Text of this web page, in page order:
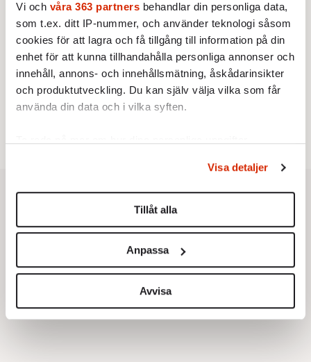
Vi och våra 363 partners behandlar din personliga data,
som t.ex. ditt IP-nummer, och använder teknologi såsom
cookies för att lagra och få tillgång till information på din
enhet för att kunna tillhandahålla personliga annonser och
innehåll, annons- och innehållsmätning, åskådarinsikter
och produktutveckling. Du kan själv välja vilka som får
använda din data och i vilka syften.
Du kan ändra eller dra tillbaka ditt samtycke när som
helst från cookie-förklaringen.
Vi använder enhetsidentifierare för att anpassa innehållet
för sociala medier och analysera vår trafik. Vi
vidarebefordrar även sådana identifierare och annan
information från din enhet till de sociala medier och
annons- och analysföretag som vi samarbetar med.
Dessa kan i sin tur kombinera informationen med annan
Visa detaljer
Tillåt alla
Anpassa
Avvisa
UTRIKES
3.Därför liknar Putin både tsaren och Stalin
Av: Bengt Jangfeldt
KRÖNIKA
4.Johan Hakelius:DN-rubriken visar vad som sägs
mellan raderna
5.Dan Korn:Quisling, quislingar och sten i glashus
STICKET